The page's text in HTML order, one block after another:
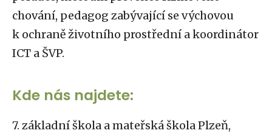
chování, pedagog zabývající se výchovou
k ochraně životního prostřední a koordinátor
ICT a ŠVP.
Kde nás najdete:
7. základní škola a mateřská škola Plzeň,